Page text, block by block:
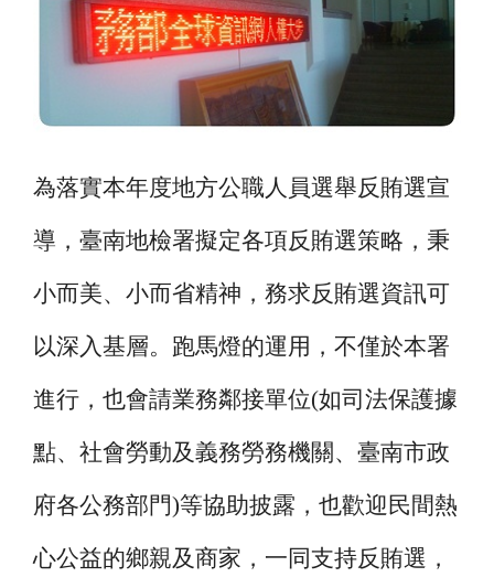
為落實本年度地方公職人員選舉反賄選宣
導，臺南地檢署擬定各項反賄選策略，秉
小而美、小而省精神，務求反賄選資訊可
以深入基層。跑馬燈的運用，不僅於本署
進行，也會請業務鄰接單位(如司法保護據
點、社會勞動及義務勞務機關、臺南市政
府各公務部門)等協助披露，也歡迎民間熱
心公益的鄉親及商家，一同支持反賄選，